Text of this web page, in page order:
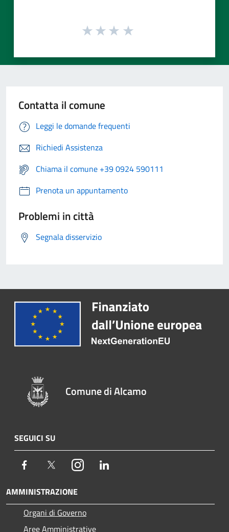
Contatta il comune
Leggi le domande frequenti
Richiedi Assistenza
Chiama il comune +39 0924 590111
Prenota un appuntamento
Problemi in città
Segnala disservizio
Comune di Alcamo
SEGUICI SU
Facebook TwitterInstagram
AMMINISTRAZIONE
Organi di Governo
Aree Amministrative